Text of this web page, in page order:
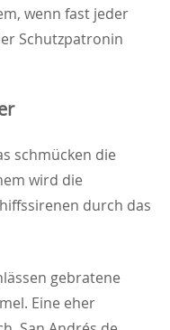
wenn fast jeder
Schutzpatronin
schmücken die
wird die
durch das
gebratene
Eine eher